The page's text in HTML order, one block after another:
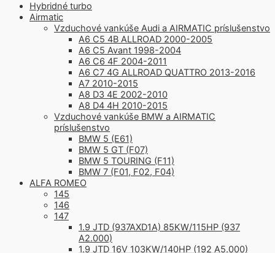
Hybridné turbo
Airmatic
Vzduchové vankúše Audi a AIRMATIC príslušenstvo
A6 C5 4B ALLROAD 2000-2005
A6 C5 Avant 1998-2004
A6 C6 4F 2004-2011
A6 C7 4G ALLROAD QUATTRO 2013-2016
A7 2010-2015
A8 D3 4E 2002-2010
A8 D4 4H 2010-2015
Vzduchové vankúše BMW a AIRMATIC
príslušenstvo
BMW 5 (E61)
BMW 5 GT (F07)
BMW 5 TOURING (F11)
BMW 7 (F01, F02, F04)
ALFA ROMEO
145
146
147
1.9 JTD (937AXD1A) 85KW/115HP (937
A2.000)
1.9 JTD 16V 103KW/140HP (192 A5.000)